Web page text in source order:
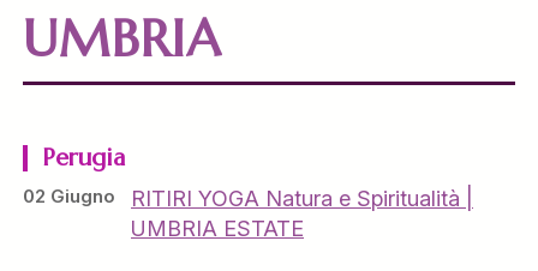
UMBRIA
Perugia
02 Giugno
RITIRI YOGA Natura e Spiritualità |
UMBRIA ESTATE